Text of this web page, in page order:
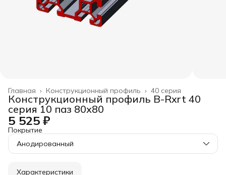
40 серия
Конструкционный профиль ›
Главная ›
Конструкционный профиль B-Rxrt 40
серия 10 паз 80х80
5 525 ₽
Покрытие
Анодированный
Характеристики